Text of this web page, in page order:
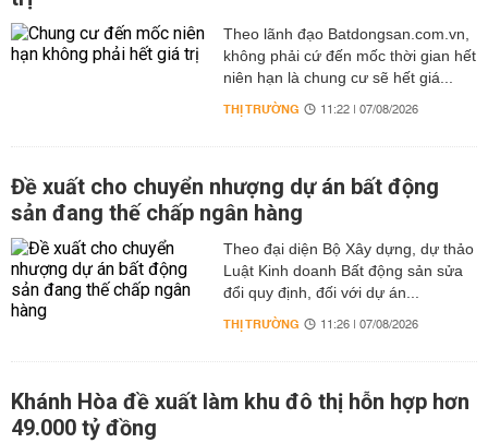
Theo lãnh đạo Batdongsan.com.vn,
không phải cứ đến mốc thời gian hết
niên hạn là chung cư sẽ hết giá...
THỊ TRƯỜNG 11:22 | 07/08/2026
Đề xuất cho chuyển nhượng dự án bất động
sản đang thế chấp ngân hàng
Theo đại diện Bộ Xây dựng, dự thảo
Luật Kinh doanh Bất động sản sửa
đổi quy định, đối với dự án...
THỊ TRƯỜNG 11:26 | 07/08/2026
Khánh Hòa đề xuất làm khu đô thị hỗn hợp hơn
49.000 tỷ đồng